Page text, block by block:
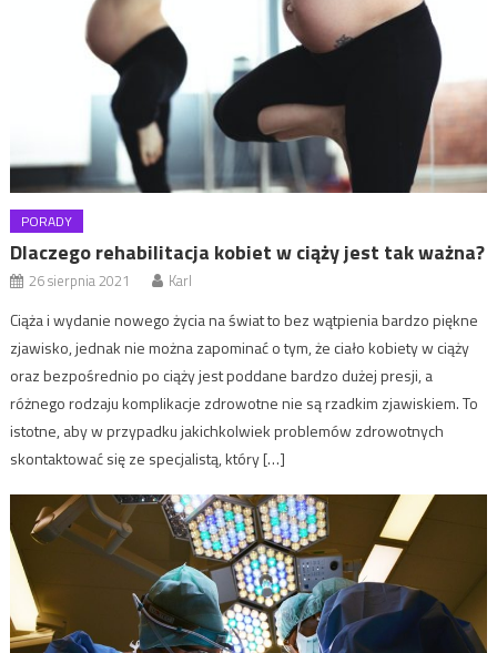
PORADY
Dlaczego rehabilitacja kobiet w ciąży jest tak ważna?
26 sierpnia 2021 Karl
Ciąża i wydanie nowego życia na świat to bez wątpienia bardzo piękne
zjawisko, jednak nie można zapominać o tym, że ciało kobiety w ciąży
oraz bezpośrednio po ciąży jest poddane bardzo dużej presji, a
różnego rodzaju komplikacje zdrowotne nie są rzadkim zjawiskiem. To
istotne, aby w przypadku jakichkolwiek problemów zdrowotnych
skontaktować się ze specjalistą, który […]